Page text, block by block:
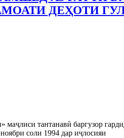
ДЕҲОТИ
тантанавӣ баргузор
соли 1994 дар иҷлосияи